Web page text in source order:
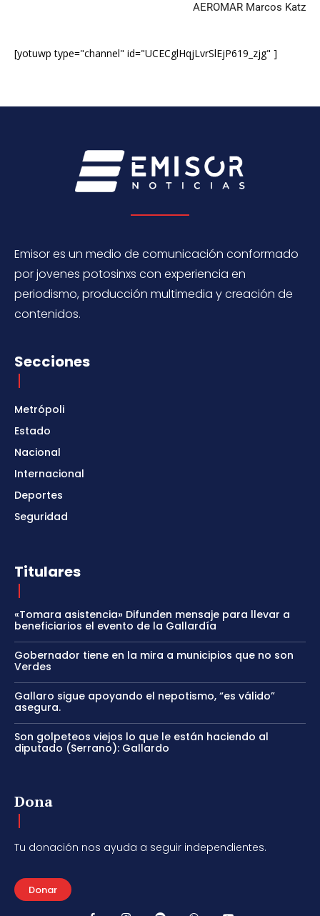
AEROMAR Marcos Katz
[yotuwp type="channel" id="UCECglHqjLvrSlEjP619_zjg" ]
Emisor es un medio de comunicación conformado
por jovenes potosinxs con experiencia en
periodismo, producción multimedia y creación de
contenidos.
Secciones
Metrópoli
Estado
Nacional
Internacional
Deportes
Seguridad
Titulares
«Tomara asistencia» Difunden mensaje para llevar a
beneficiarios el evento de la Gallardía
Gobernador tiene en la mira a municipios que no son
Verdes
Gallaro sigue apoyando el nepotismo, “es válido”
asegura.
Son golpeteos viejos lo que le están haciendo al
diputado (Serrano): Gallardo
Dona
Tu donación nos ayuda a seguir independientes.
Donar